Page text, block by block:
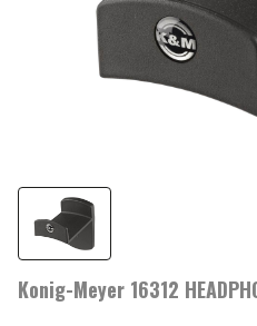
Konig-Meyer 16312